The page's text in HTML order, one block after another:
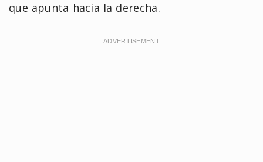
que apunta hacia la derecha.